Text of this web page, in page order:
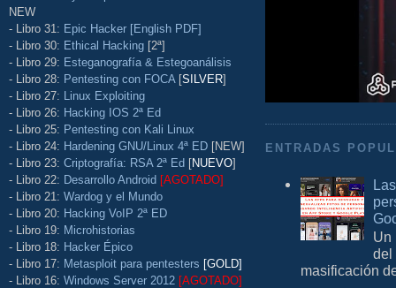
NEW
- Libro 31: Epic Hacker [English PDF]
- Libro 30: Ethical Hacking [2ª]
- Libro 29: Esteganografía & Estegoanálisis
- Libro 28: Pentesting con FOCA [SILVER]
- Libro 27: Linux Exploiting
- Libro 26: Hacking IOS 2ª Ed
- Libro 25: Pentesting con Kali Linux
- Libro 24: Hardening GNU/Linux 4ª ED [NEW]
- Libro 23: Criptografía: RSA 2ª Ed [NUEVO]
- Libro 22: Desarrollo Android [AGOTADO]
- Libro 21: Wardog y el Mundo
- Libro 20: Hacking VoIP 2ª ED
- Libro 19: Microhistorias
- Libro 18: Hacker Épico
- Libro 17: Metasploit para pentesters [GOLD]
- Libro 16: Windows Server 2012 [AGOTADO]
ENTRADAS
Un
del
masificación